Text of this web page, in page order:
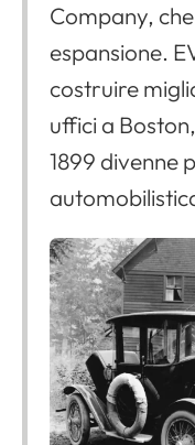
Company,
espansione.
costruire
uffici a
1899 divenne